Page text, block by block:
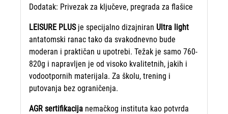
Dodatak: Privezak za ključeve, pregrada za flašice
LEISURE PLUSje specijalno dizajniran Ultra light
antatomski ranac tako da svakodnevno bude
moderan i praktičan u upotrebi. Težak je samo 760-
820g i napravljen je od visoko kvalitetnih, jakih i
vodootpornih materijala. Za školu, trening i
putovanja bez ograničenja.
AGR sertifikacija nemačkog instituta kao potvrda